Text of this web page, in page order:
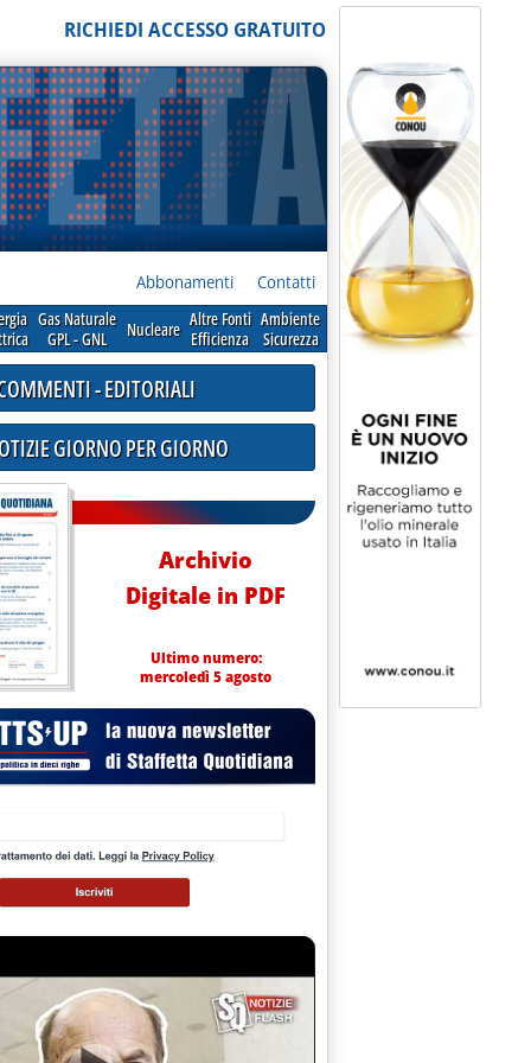
RICHIEDI ACCESSO GRATUITO
Abbonamenti
Contatti
Gas Naturale
GPL - GNL
Nucleare Altre Fonti
Efficienza
Ambiente
Sicurezza
- EDITORIALI
GIORNO PER GIORNO
Archivio
Digitale in PDF
Ultimo numero:
mercoledì 5 agosto